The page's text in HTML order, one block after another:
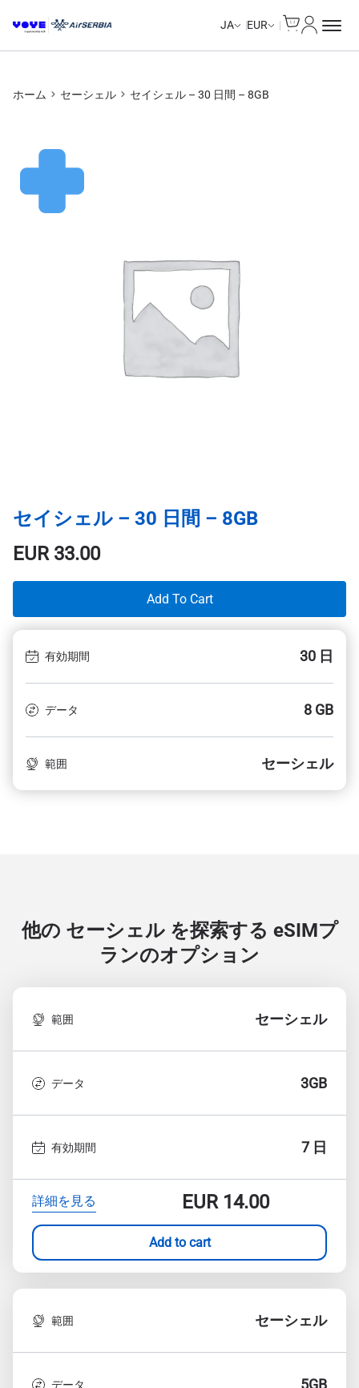
JA EUR
ホーム セーシェル セイシェル – 30 日間 – 8GB
セイシェル – 30 日間 – 8GB
EUR33.00
Add To Cart
有効期間 30 日
データ 8 GB
範囲 セーシェル
他の セーシェル を探索する eSIMプ
ランのオプション
範囲 セーシェル
データ 3GB
有効期間 7 日
詳細を見る EUR14.00
Add to cart
範囲 セーシェル
データ 5GB